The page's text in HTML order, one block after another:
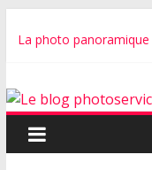
La photo
photos ?
Comment